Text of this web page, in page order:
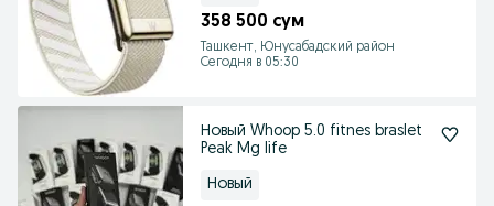
358 500 сум
Ташкент, Юнусабадский район
Сегодня в 05:30
Новый Whoop 5.0 fitnes braslet
Peak Mg life
Новый